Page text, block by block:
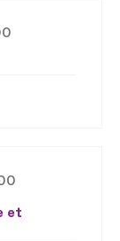
et